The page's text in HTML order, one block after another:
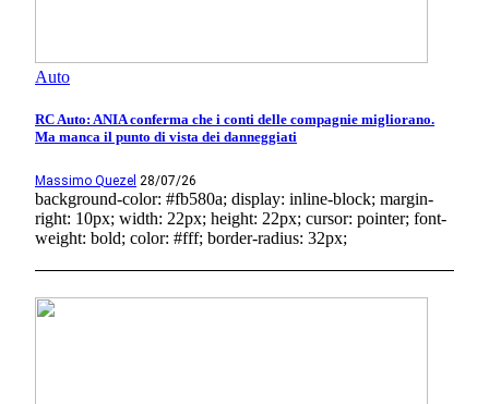
Auto
RC Auto: ANIA conferma che i conti delle compagnie migliorano.
Ma manca il punto di vista dei danneggiati
Massimo Quezel 28/07/26
background-color: #fb580a; display: inline-block; margin-
right: 10px; width: 22px; height: 22px; cursor: pointer; font-
weight: bold; color: #fff; border-radius: 32px;